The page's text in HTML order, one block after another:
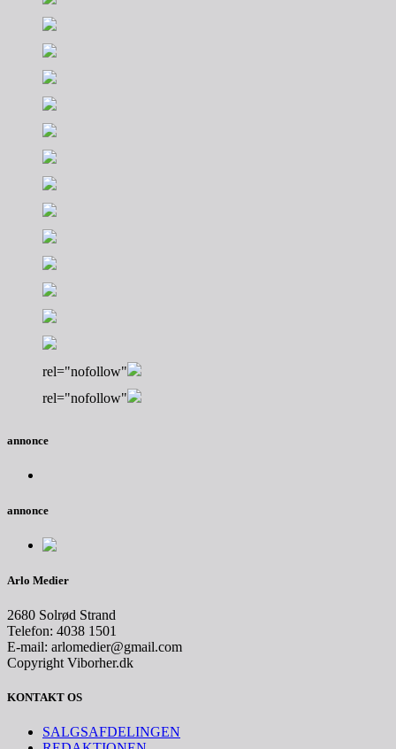
rel="nofollow"
rel="nofollow"
annonce
annonce
Arlo Medier
2680 Solrød Strand
Telefon: 4038 1501
E-mail: arlomedier@gmail.com
Copyright Viborher.dk
KONTAKT OS
SALGSAFDELINGEN